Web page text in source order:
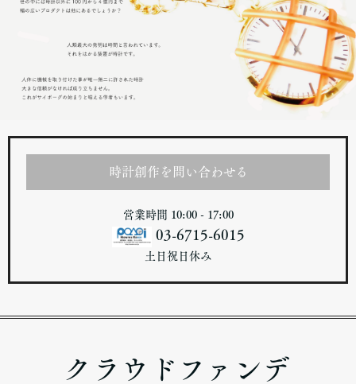
時計創作を問い合わせる
営業時間 10:00 - 17:00
03-6715-6015
土日祝日休み
クラウドファンデ